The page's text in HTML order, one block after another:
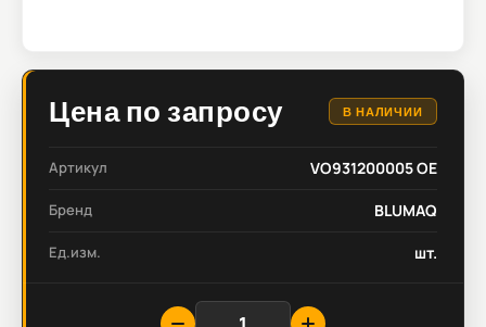
Цена по запросу В НАЛИЧИИ
Артикул VO931200005 OE
Бренд BLUMAQ
Ед.изм. шт.